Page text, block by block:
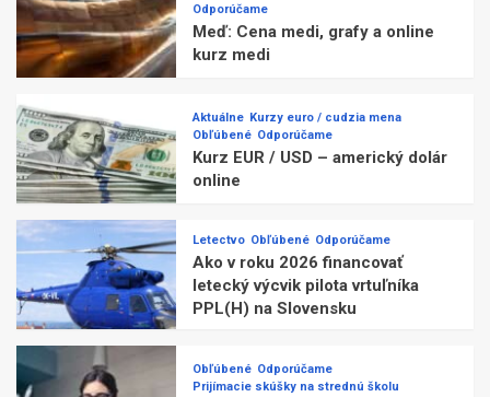
Odporúčame
Meď: Cena medi, grafy a online
kurz medi
Aktuálne Kurzy euro / cudzia mena
Obľúbené Odporúčame
Kurz EUR / USD – americký dolár
online
Letectvo Obľúbené Odporúčame
Ako v roku 2026 financovať
letecký výcvik pilota vrtuľníka
PPL(H) na Slovensku
Obľúbené Odporúčame
Prijímacie skúšky na strednú školu